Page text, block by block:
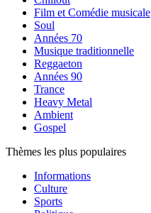
Film et Comédie musicale
Soul
Années 70
Musique traditionnelle
Reggaeton
Années 90
Trance
Heavy Metal
Ambient
Gospel
Thèmes les plus populaires
Informations
Culture
Sports